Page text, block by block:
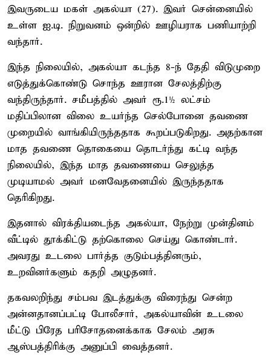
இவருடைய மகள் அகல்யா (27). இவர் சென்னையில்
உள்ள ஐ.டி. நிறுவனம் ஒன்றில் ஊழியராக பணியாற்றி
வந்தார்.
இந்த நிலையில், அகல்யா கடந்த 8-ந் தேதி விடுமுறை
எடுத்துக்கொண்டு சொந்த ஊரான சேலத்திற்கு
வந்திருந்தார். சமீபத்தில் அவர் ரூ.1½ லட்சம்
மதிப்பிலான விலை உயர்ந்த செல்போனை தவணை
முறையில் வாங்கியிருந்ததாக கூறப்படுகிறது. அதற்கான
மாத தவணை தொகையை தொடர்ந்து கட்டி வந்த
நிலையில், இந்த மாத தவணையை செலுத்த
முடியாமல் அவர் மனவேதனையில் இருந்ததாக
தெரிகிறது.
இதனால் விரக்தியடைந்த அகல்யா, நேற்று முன்தினம்
வீட்டில் தூக்கிட்டு தற்கொலை செய்து கொண்டார்.
அவரது உடலை பார்த்த குடும்பத்தினரும்,
உறவினர்களும் கதறி அழுதனர்.
தகவலறிந்து சம்பவ இடத்துக்கு விரைந்து சென்ற
அன்னதானப்பட்டி போலீசார், அகல்யாவின் உடலை
மீட்டு பிரேத பரிசோதனைக்காக சேலம் அரசு
ஆஸ்பத்திரிக்கு அனுப்பி வைத்தனர்.